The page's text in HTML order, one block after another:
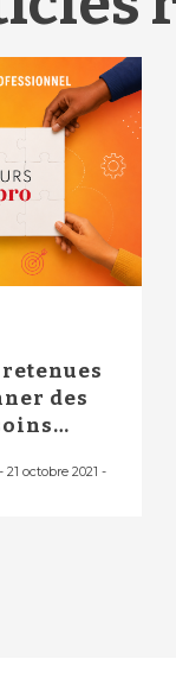
des
- 21 octobre 2021 -